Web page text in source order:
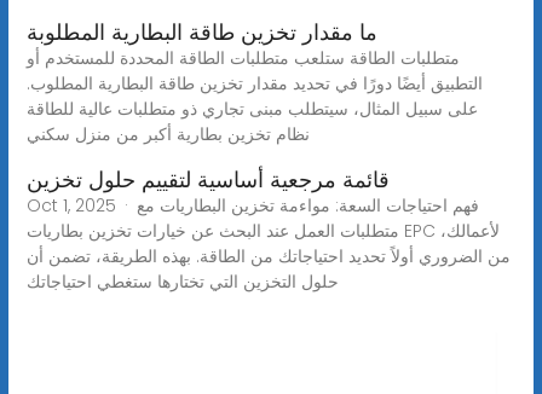
ما مقدار تخزين طاقة البطارية المطلوبة
متطلبات الطاقة ستلعب متطلبات الطاقة المحددة للمستخدم أو
التطبيق أيضًا دورًا في تحديد مقدار تخزين طاقة البطارية المطلوب.
على سبيل المثال، سيتطلب مبنى تجاري ذو متطلبات عالية للطاقة
نظام تخزين بطارية أكبر من منزل سكني
قائمة مرجعية أساسية لتقييم حلول تخزين
Oct 1, 2025 · فهم احتياجات السعة: مواءمة تخزين البطاريات مع
متطلبات العمل عند البحث عن خيارات تخزين بطاريات EPC لأعمالك،
من الضروري أولاً تحديد احتياجاتك من الطاقة. بهذه الطريقة، تضمن أن
حلول التخزين التي تختارها ستغطي احتياجاتك